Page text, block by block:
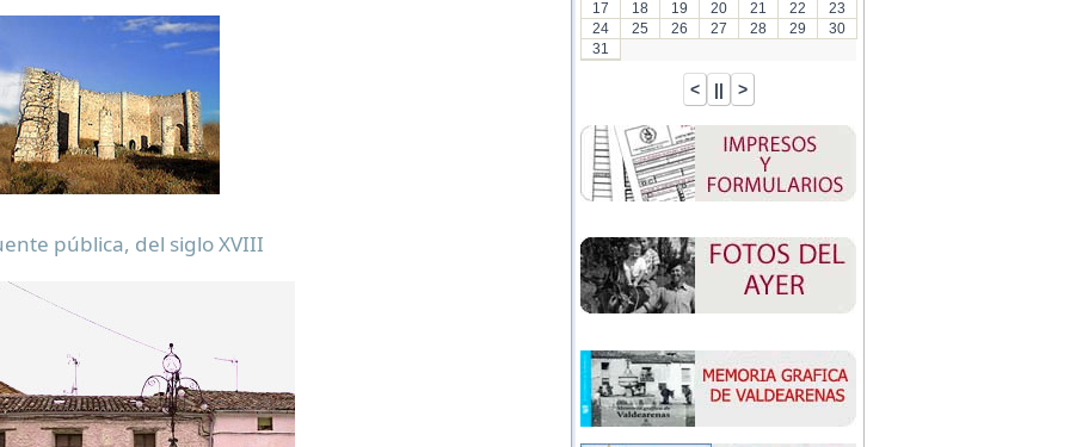
pública, del siglo XVIII
17
18 19 20 21 22
23
24
25 26 27 28 29
30
31